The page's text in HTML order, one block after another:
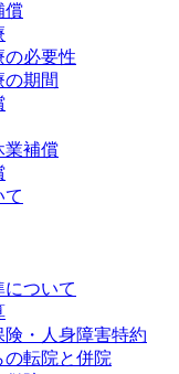
償
の必要性
の期間
業補償
て
ついて
・人身障害特約
転院と併院